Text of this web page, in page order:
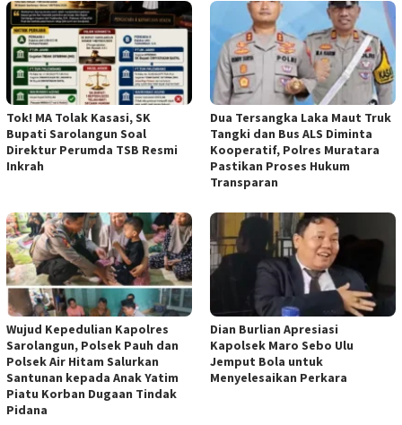
Tok! MA Tolak Kasasi, SK
Bupati Sarolangun Soal
Direktur Perumda TSB Resmi
Inkrah
Dua Tersangka Laka Maut Truk
Tangki dan Bus ALS Diminta
Kooperatif, Polres Muratara
Pastikan Proses Hukum
Transparan
Wujud Kepedulian Kapolres
Sarolangun, Polsek Pauh dan
Polsek Air Hitam Salurkan
Santunan kepada Anak Yatim
Piatu Korban Dugaan Tindak
Pidana
Dian Burlian Apresiasi
Kapolsek Maro Sebo Ulu
Jemput Bola untuk
Menyelesaikan Perkara